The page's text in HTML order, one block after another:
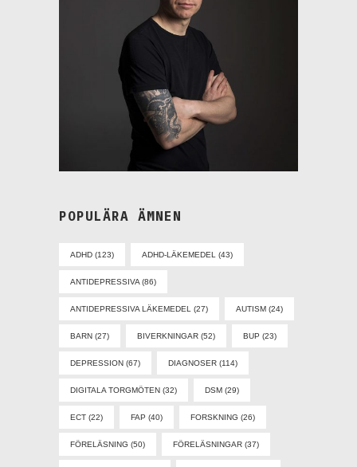
POPULÄRA ÄMNEN
ADHD (123) ADHD-LÄKEMEDEL (43)
ANTIDEPRESSIVA (86)
ANTIDEPRESSIVA LÄKEMEDEL (27) AUTISM (24)
BARN (27) BIVERKNINGAR (52) BUP (23)
DEPRESSION (67) DIAGNOSER (114)
DIGITALA TORGMÖTEN (32) DSM (29)
ECT (22) FAP (40) FORSKNING (26)
FÖRELÄSNING (50) FÖRELÄSNINGAR (37)